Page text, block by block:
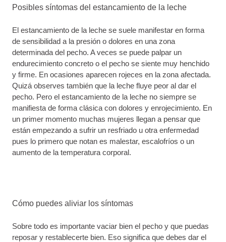
Posibles síntomas del estancamiento de la leche
El estancamiento de la leche se suele manifestar en forma
de sensibilidad a la presión o dolores en una zona
determinada del pecho. A veces se puede palpar un
endurecimiento concreto o el pecho se siente muy henchido
y firme. En ocasiones aparecen rojeces en la zona afectada.
Quizá observes también que la leche fluye peor al dar el
pecho. Pero el estancamiento de la leche no siempre se
manifiesta de forma clásica con dolores y enrojecimiento. En
un primer momento muchas mujeres llegan a pensar que
están empezando a sufrir un resfriado u otra enfermedad
pues lo primero que notan es malestar, escalofríos o un
aumento de la temperatura corporal.
Cómo puedes aliviar los síntomas
Sobre todo es importante vaciar bien el pecho y que puedas
reposar y restablecerte bien. Eso significa que debes dar el